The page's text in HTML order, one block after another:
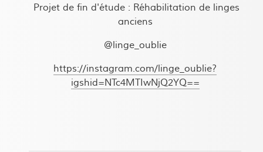
Projet de fin d'étude : Réhabilitation de linges
anciens
@linge_oublie
https://instagram.com/linge_oublie?
igshid=NTc4MTIwNjQ2YQ==